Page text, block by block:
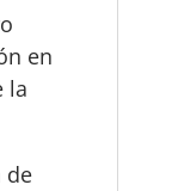
en
la
de